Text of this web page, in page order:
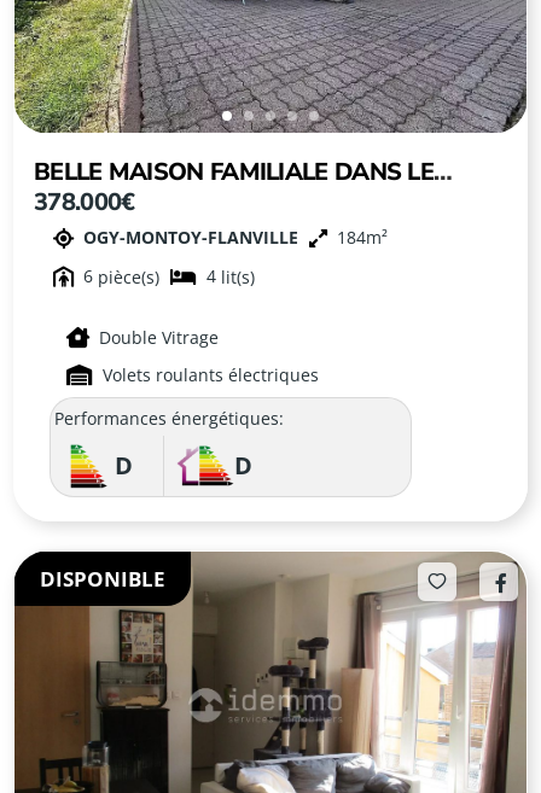
BELLE MAISON FAMILIALE DANS LE
PAISIBLE VILLAGE D’OGY À 5 MINUTES
DE METZ ! À OGY-MONTOY-FLANVILLE
378.000€
OGY-MONTOY-FLANVILLE
184
6
4
Double Vitrage
Volets roulants électriques
Performances énergétiques:
D D
DISPONIBLE